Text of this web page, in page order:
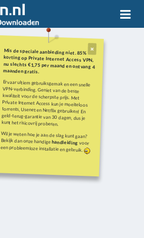
Mis de speciale aanbieding niet. 85%
korting op Private Internet Access VPN,
nu slechts €1,75 per maand en ontvang 4
maanden gratis.
Ervaar ultiem gebruiksgemak en een snelle
VPN-verbinding. Geniet van de beste
kwaliteit voor de scherpste prijs. Met
Private Internet Access kun je moeiteloos
torrents, Usenet en Netflix gebruiken! En
geld-terug-garantie van 30 dagen, dus je
kunt het risicovrij proberen.
Wil je weten hoe je aan de slag kunt gaan?
Bekijk dan onze handigehandleiding voor
een probleemloze installatie en gebruik.